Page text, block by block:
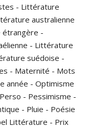
- Littérature
australienne
-
- Littérature
suédoise -
- Maternité - Mots
année - Optimisme
Perso - Pessimisme -
- Pluie - Poésie
Littérature - Prix